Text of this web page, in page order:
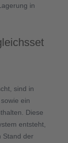
in
sind in
ein
Diese
entsteht,
Stand der